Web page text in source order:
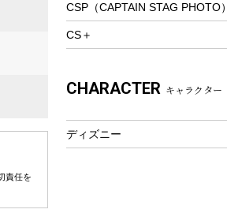
責任を
ウェルネス
フィットネス
アクセサリー
CSP（CAPTAIN STAG PHOTO）
CS＋
CHARACTER キャラクター
ディズニー